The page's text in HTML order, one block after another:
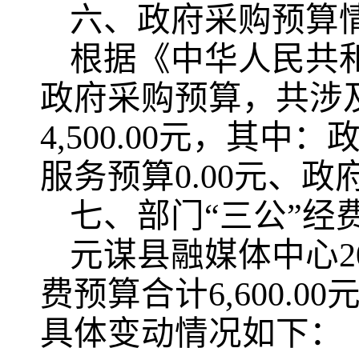
六、政府采购预算
根据《中华人民共
政府采购预算，共涉
4,500.00元，其中：
服务预算0.00元、政
七、部门“三公”经
元谋县融媒体中心
费预算合计6,600.00
具体变动情况如下：